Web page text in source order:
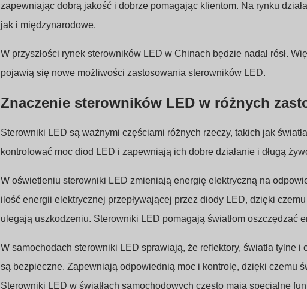
zapewniając dobrą jakość i dobrze pomagając klientom. Na rynku
jak i międzynarodowe.
W przyszłości rynek sterowników LED w Chinach będzie nadal rósł.
pojawią się nowe możliwości zastosowania sterowników LED.
Znaczenie sterowników LED w różnych
Sterowniki LED są ważnymi częściami różnych rzeczy, takich jak
kontrolować moc diod LED i zapewniają ich dobre działanie i długą
W oświetleniu sterowniki LED zmieniają energię elektryczną na
ilość energii elektrycznej przepływającej przez diody LED, dzięki
ulegają uszkodzeniu. Sterowniki LED pomagają światłom oszczędzać
W samochodach sterowniki LED sprawiają, że reflektory, światła tylne i
są bezpieczne. Zapewniają odpowiednią moc i kontrolę, dzięki czemu
Sterowniki LED w światłach samochodowych często mają specjalne